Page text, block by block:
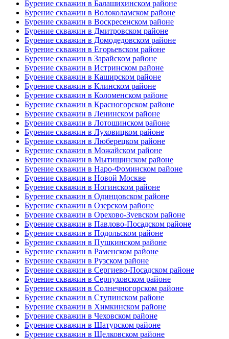
Бурение скважин в Балашихинском районе
Бурение скважин в Волоколамском районе
Бурение скважин в Воскресенском районе
Бурение скважин в Дмитровском районе
Бурение скважин в Домодедовском районе
Бурение скважин в Егорьевском районе
Бурение скважин в Зарайском районе
Бурение скважин в Истринском районе
Бурение скважин в Каширском районе
Бурение скважин в Клинском районе
Бурение скважин в Коломенском районе
Бурение скважин в Красногорском районе
Бурение скважин в Ленинском районе
Бурение скважин в Лотошинском районе
Бурение скважин в Луховицком районе
Бурение скважин в Люберецком районе
Бурение скважин в Можайском районе
Бурение скважин в Мытищинском районе
Бурение скважин в Наро-Фоминском районе
Бурение скважин в Новой Москве
Бурение скважин в Ногинском районе
Бурение скважин в Одинцовском районе
Бурение скважин в Озерском районе
Бурение скважин в Орехово-Зуевском районе
Бурение скважин в Павлово-Посадском районе
Бурение скважин в Подольском районе
Бурение скважин в Пушкинском районе
Бурение скважин в Раменском районе
Бурение скважин в Рузском районе
Бурение скважин в Сергиево-Посадском районе
Бурение скважин в Серпуховском районе
Бурение скважин в Солнечногорском районе
Бурение скважин в Ступинском районе
Бурение скважин в Химкинском районе
Бурение скважин в Чеховском районе
Бурение скважин в Шатурском районе
Бурение скважин в Щелковском районе